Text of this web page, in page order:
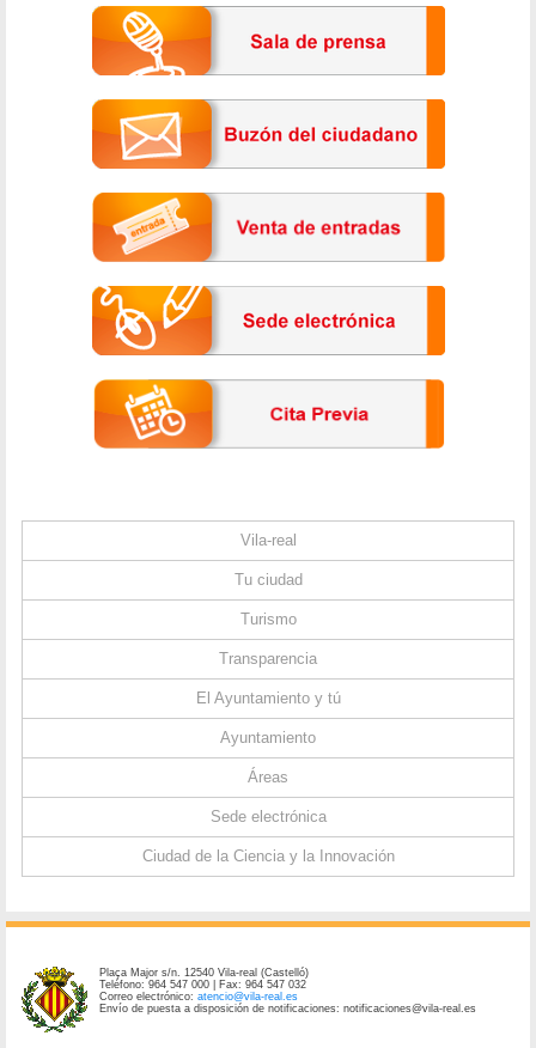
Vila-real
Tu ciudad
Turismo
Transparencia
El Ayuntamiento y tú
Ayuntamiento
Áreas
Sede electrónica
Ciudad de la Ciencia y la Innovación
Plaça Major s/n. 12540 Vila-real (Castelló)
Teléfono: 964 547 000 | Fax: 964 547 032
Correo electrónico:atencio@vila-real.es
Envío de puesta a disposición de notificaciones: notificaciones@vila-real.es